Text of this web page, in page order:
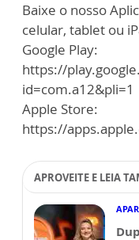
Baixe o nosso
celular, tablet ou
Google Play:
https://
id=com.a12&pli=1
Apple Store:
https://
APROVEITE E LEIA